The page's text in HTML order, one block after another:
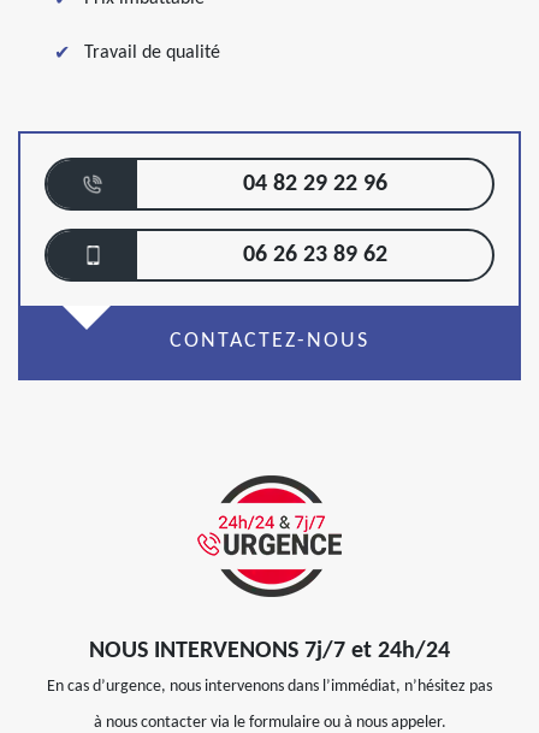
Travail de qualité
04 82 29 22 96
06 26 23 89 62
CONTACTEZ-NOUS
NOUS INTERVENONS 7j/7 et 24h/24
En cas d’urgence, nous intervenons dans l’immédiat, n’hésitez pas
à nous contacter via le formulaire ou à nous appeler.